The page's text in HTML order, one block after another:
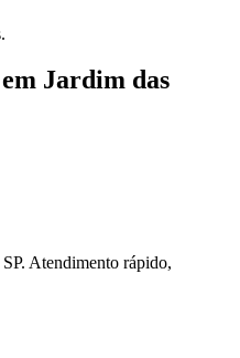
Jardim das
Atendimento rápido,